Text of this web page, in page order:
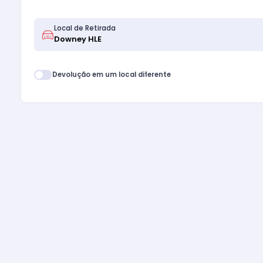
Local de Retirada
Devolução em um local diferente